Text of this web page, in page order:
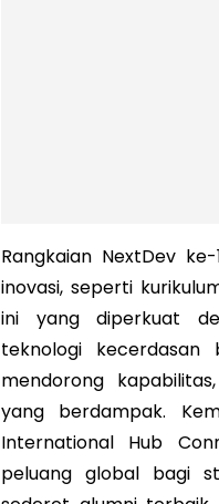
Rangkaian NextDev
inovasi, seperti
ini yang diperkuat
teknologi
mendorong
yang berdampak.
International Hub
peluang global bagi